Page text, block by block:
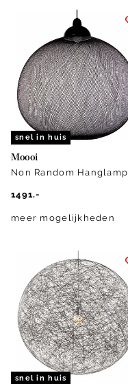
snel in huis
Moooi
Non Random Hanglamp
1491.-
meer mogelijkheden
snel in huis